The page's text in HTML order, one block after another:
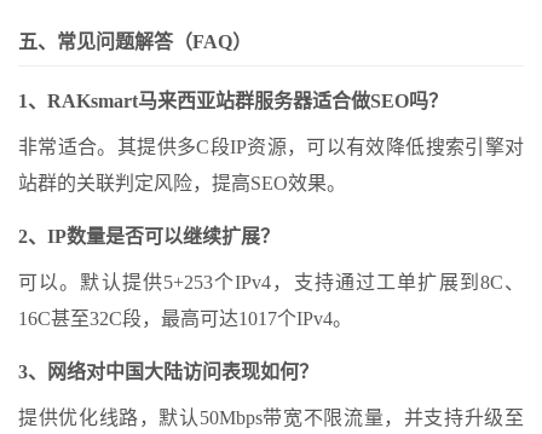
五、常见问题解答（FAQ）
1、RAKsmart马来西亚站群服务器适合做SEO吗？
非常适合。其提供多C段IP资源，可以有效降低搜索引擎对
站群的关联判定风险，提高SEO效果。
2、IP数量是否可以继续扩展？
可以。默认提供5+253个IPv4，支持通过工单扩展到8C、
16C甚至32C段，最高可达1017个IPv4。
3、网络对中国大陆访问表现如何？
提供优化线路，默认50Mbps带宽不限流量，并支持升级至